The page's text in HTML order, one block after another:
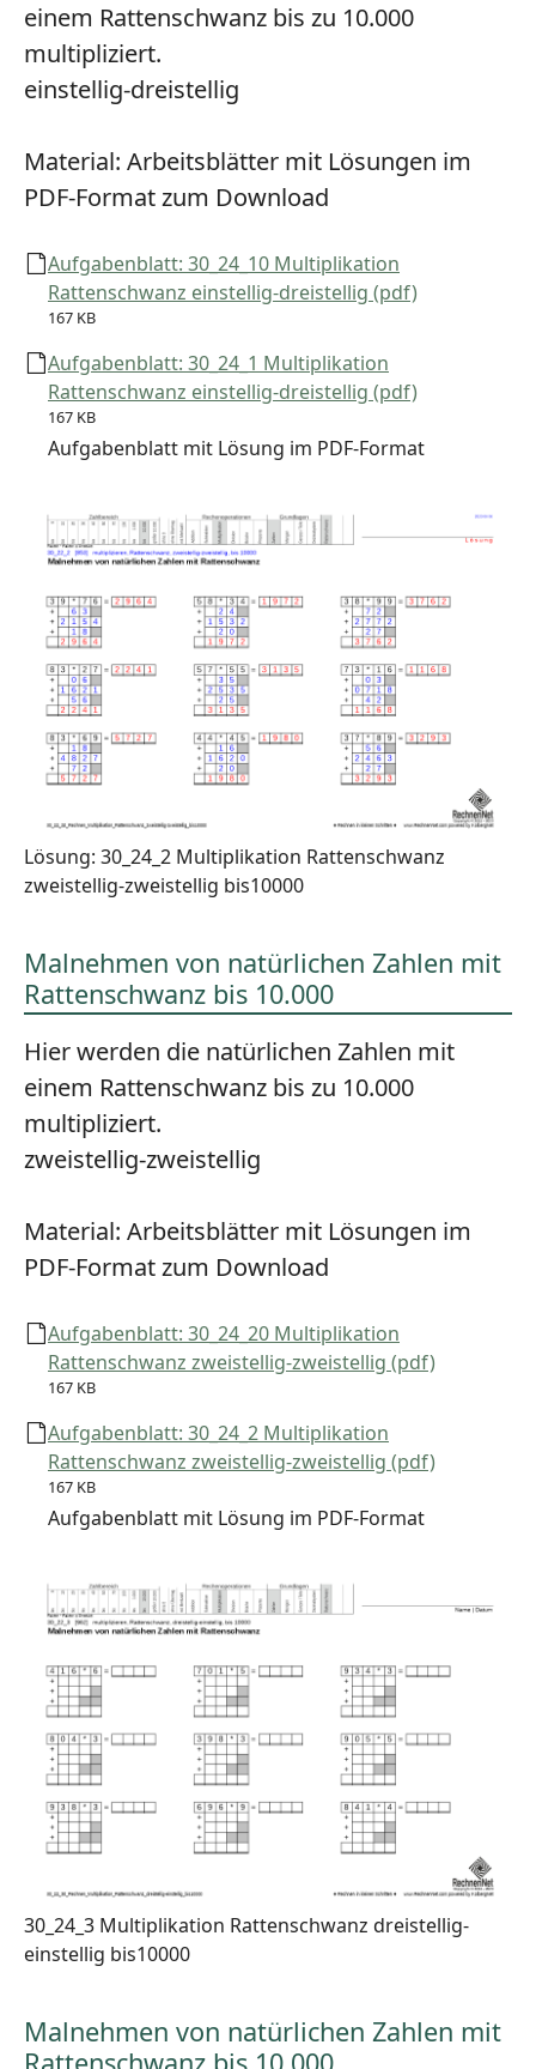
einem Rattenschwanz bis zu 10.000
multipliziert.
einstellig-dreistellig
Material: Arbeitsblätter mit Lösungen im
PDF-Format zum Download
Aufgabenblatt: 30_24_10 Multiplikation
Rattenschwanz einstellig-dreistellig (pdf)
167 KB
Aufgabenblatt: 30_24_1 Multiplikation
Rattenschwanz einstellig-dreistellig (pdf)
167 KB
Aufgabenblatt mit Lösung im PDF-Format
Lösung: 30_24_2 Multiplikation Rattenschwanz
zweistellig-zweistellig bis10000
Malnehmen von natürlichen Zahlen mit
Rattenschwanz bis 10.000
Hier werden die natürlichen Zahlen mit
einem Rattenschwanz bis zu 10.000
multipliziert.
zweistellig-zweistellig
Material: Arbeitsblätter mit Lösungen im
PDF-Format zum Download
Aufgabenblatt: 30_24_20 Multiplikation
Rattenschwanz zweistellig-zweistellig (pdf)
167 KB
Aufgabenblatt: 30_24_2 Multiplikation
Rattenschwanz zweistellig-zweistellig (pdf)
167 KB
Aufgabenblatt mit Lösung im PDF-Format
30_24_3 Multiplikation Rattenschwanz dreistellig-
einstellig bis10000
Malnehmen von natürlichen Zahlen mit